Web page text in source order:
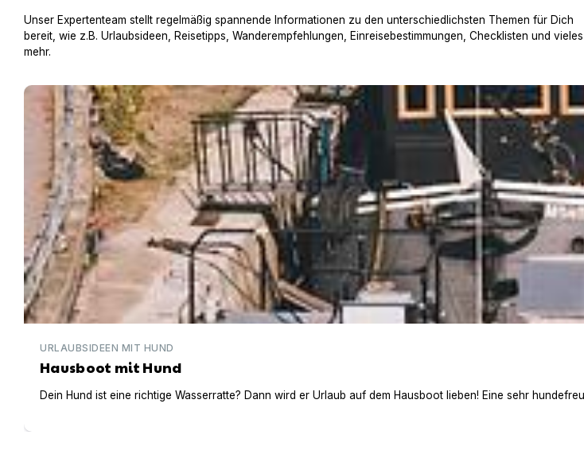
Unser Expertenteam stellt regelmäßig spannende Informationen zu den unterschiedlichsten Themen für Dich
bereit, wie z.B. Urlaubsideen, Reisetipps, Wanderempfehlungen, Einreisebestimmungen, Checklisten und vieles
mehr.
Hausboot mit Hund
URLAUBSIDEEN MIT HUND
Hausboot mit Hund
Dein Hund ist eine richtige Wasserratte? Dann wird er Urlaub auf dem Hausboot lieben! Eine sehr